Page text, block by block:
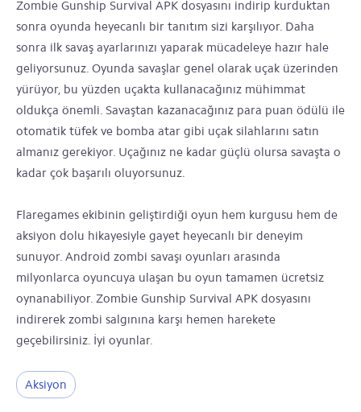
Zombie Gunship Survival APK dosyasını indirip kurduktan
sonra oyunda heyecanlı bir tanıtım sizi karşılıyor. Daha
sonra ilk savaş ayarlarınızı yaparak mücadeleye hazır hale
geliyorsunuz. Oyunda savaşlar genel olarak uçak üzerinden
yürüyor, bu yüzden uçakta kullanacağınız mühimmat
oldukça önemli. Savaştan kazanacağınız para puan ödülü ile
otomatik tüfek ve bomba atar gibi uçak silahlarını satın
almanız gerekiyor. Uçağınız ne kadar güçlü olursa savaşta o
kadar çok başarılı oluyorsunuz.
Flaregames ekibinin geliştirdiği oyun hem kurgusu hem de
aksiyon dolu hikayesiyle gayet heyecanlı bir deneyim
sunuyor. Android zombi savaşı oyunları arasında
milyonlarca oyuncuya ulaşan bu oyun tamamen ücretsiz
oynanabiliyor. Zombie Gunship Survival APK dosyasını
indirerek zombi salgınına karşı hemen harekete
geçebilirsiniz. İyi oyunlar.
Aksiyon